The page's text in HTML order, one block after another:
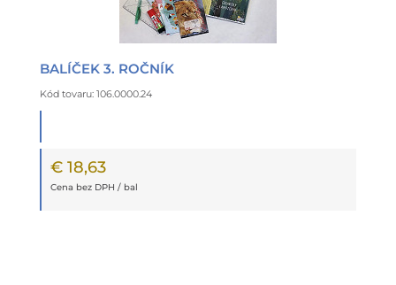
BALÍČEK 3. ROČNÍK
Kód tovaru: 106.0000.24
€ 18,63
Cena bez DPH / bal